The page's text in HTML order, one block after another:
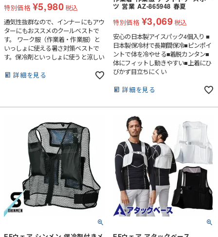
特別価格 ¥5,980税込
通気性抜群なので、インナーにもアウ
ターにもおススメのクールベストで
す。 ワーク服（作業着・作業服）と
いっしょに使える暑さ対策ベストで
す。保冷剤といっしょに使うと涼しい
おすすめですが、ガーデニングや農作
詳細を見る
ツ 営業 AZ-865948 春夏
特別価格 ¥3,069税込
安心の日本製アイスパック4個入り ■
日本製保冷材で長期間保冷■ピンポイ
ントで体を冷やせる■着脱カンタン■
体にフィットし動きやすい■上着にひ
びかず目立ちにくい
詳細を見る